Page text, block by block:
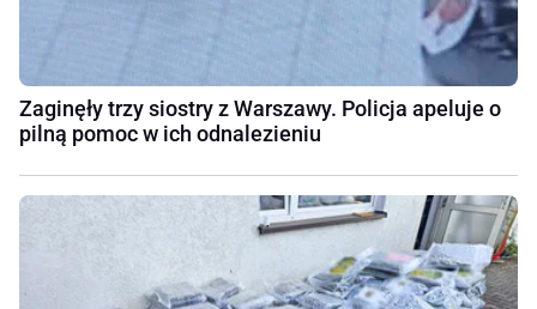
Zaginęły trzy siostry z Warszawy. Policja apeluje o
pilną pomoc w ich odnalezieniu